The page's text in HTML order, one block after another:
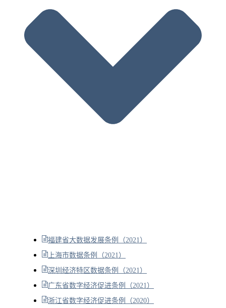
福建省大数据发展条例（2021）
上海市数据条例（2021）
深圳经济特区数据条例（2021）
广东省数字经济促进条例（2021）
浙江省数字经济促进条例（2020）